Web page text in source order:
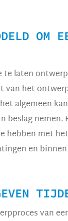
OM
laten
van het
algemeen
hebben met
en
van